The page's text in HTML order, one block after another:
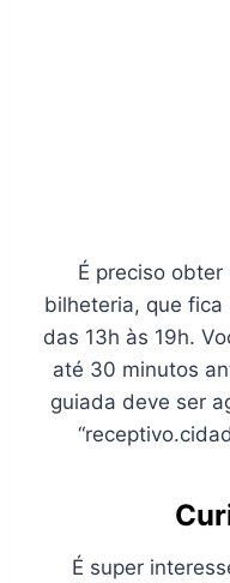
É preciso
bilheteria, que
das 13h às 19h.
até 30 minutos
guiada deve ser
“
É super